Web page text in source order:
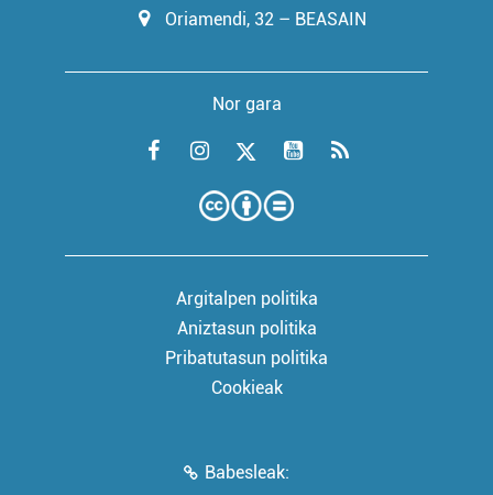
Oriamendi, 32 – BEASAIN
Nor gara
Argitalpen politika
Aniztasun politika
Pribatutasun politika
Cookieak
Babesleak: